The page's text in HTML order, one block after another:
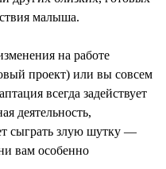
малыша.
на работе
проект) или вы совсем
всегда задействует
деятельность,
сыграть злую шутку —
вам особенно